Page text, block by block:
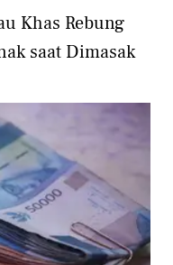
Khas Rebung
saat Dimasak